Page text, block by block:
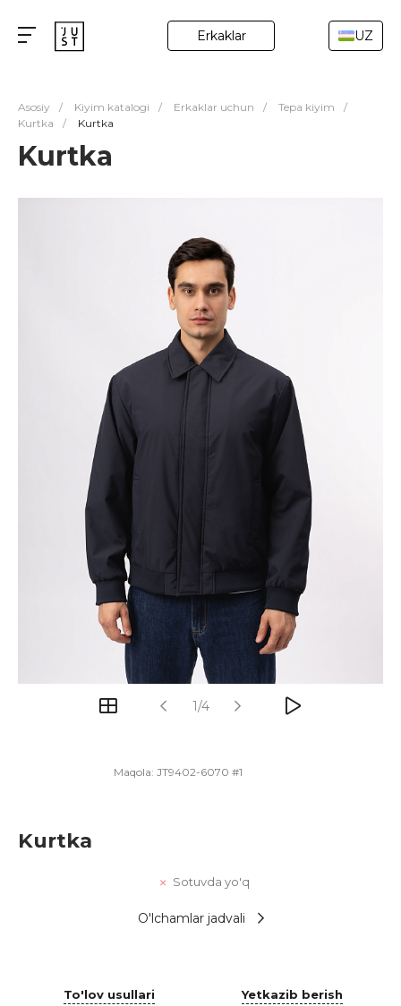
Erkaklar UZ
Asosiy / Kiyim katalogi / Erkaklar uchun / Tepa kiyim
/
Kurtka
/ Kurtka
Kurtka
1/4
Maqola: JT9402-6070 #1
Kurtka
Sotuvda yo'q
O'lchamlar jadvali
To'lov usullari Yetkazib berish